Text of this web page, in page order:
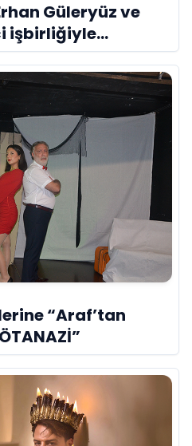
Güleryüz ve
işbirliğiyle
“Deliler
“Araf’tan